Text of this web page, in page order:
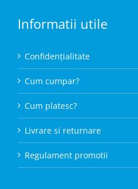
Informatii utile
Confidențialitate
Cum cumpar?
Cum platesc?
Livrare si returnare
Regulament promotii